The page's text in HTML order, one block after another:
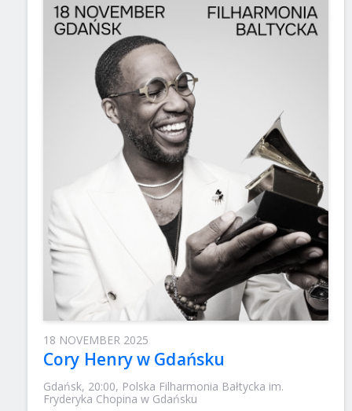
18 NOVEMBER 2025
Cory Henry w Gdańsku
Gdańsk, 20:00, Polska Filharmonia Bałtycka im.
Fryderyka Chopina w Gdańsku